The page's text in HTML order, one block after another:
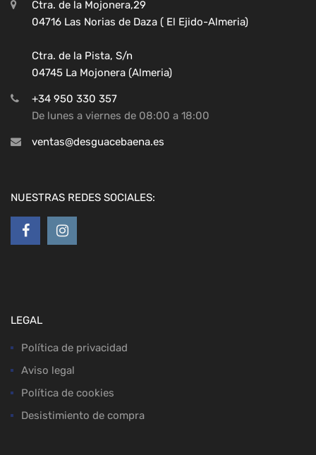
Ctra. de la Mojonera,29
04716 Las Norias de Daza ( El Ejido-Almeria)
Ctra. de la Pista, S/n
04745 La Mojonera (Almeria)
+34 950 330 357
De lunes a viernes de 08:00 a 18:00
ventas@desguacebaena.es
NUESTRAS REDES SOCIALES:
LEGAL
Política de privacidad
Aviso legal
Política de cookies
Desistimiento de compra